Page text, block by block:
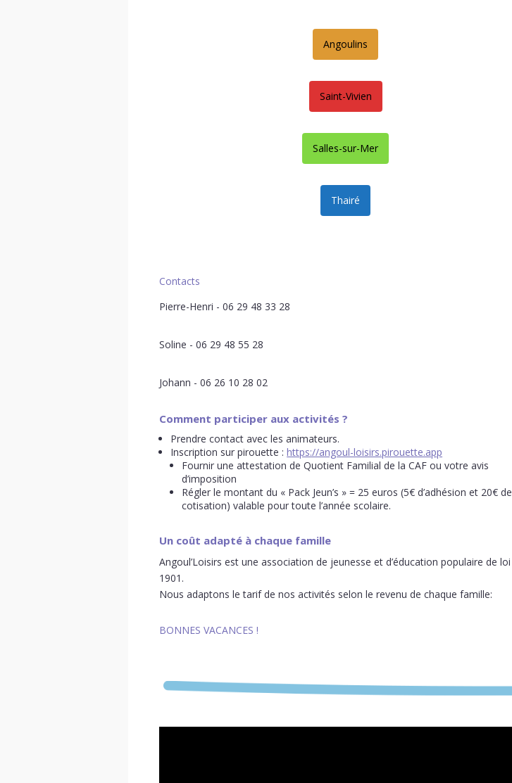
Angoulins
Saint-Vivien
Salles-sur-Mer
Thairé
Contacts
Pierre-Henri - 06 29 48 33 28
Soline - 06 29 48 55 28
Johann - 06 26 10 28 02
Comment participer aux activités ?
Prendre contact avec les animateurs.
Inscription sur pirouette :https://angoul-loisirs.pirouette.app
Fournir une attestation de Quotient Familial de la CAFou votre avis
d’imposition
Régler le montant du « Pack Jeun’s » = 25 euros(5€ d’adhésion et 20€ de
cotisation)valable pour toute l’année scolaire.
Un coût adapté à chaque famille
Angoul’Loisirsest uneassociation de jeunesse et d’éducation populaire de loi
1901.
Nous adaptons le tarif de nos activités selon le revenu de chaque famille:
BONNES VACANCES !
Lecteur